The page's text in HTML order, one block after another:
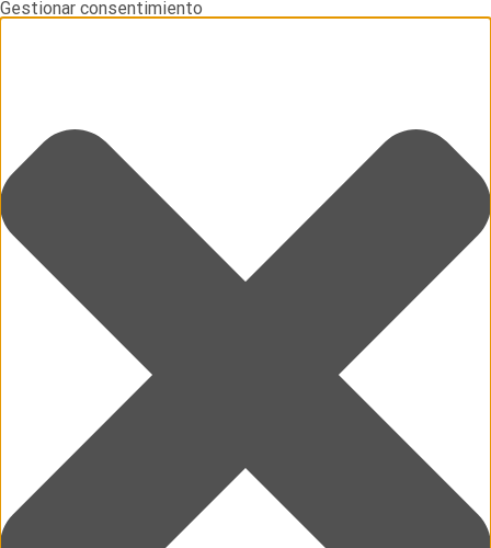
Gestionar consentimiento